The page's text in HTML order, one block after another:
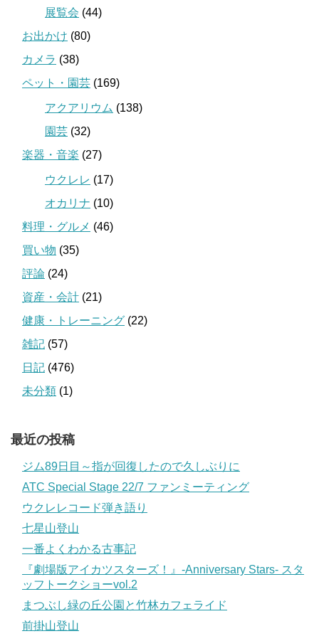
展覧会 (44)
お出かけ (80)
カメラ (38)
ペット・園芸 (169)
アクアリウム (138)
園芸 (32)
楽器・音楽 (27)
ウクレレ (17)
オカリナ (10)
料理・グルメ (46)
買い物 (35)
評論 (24)
資産・会計 (21)
健康・トレーニング (22)
雑記 (57)
日記 (476)
未分類 (1)
最近の投稿
ジム89日目～指が回復したので久しぶりに
ATC Special Stage 22/7 ファンミーティング
ウクレレコード弾き語り
七星山登山
一番よくわかる古事記
『劇場版アイカツスターズ！』-Anniversary Stars- スタ
ッフトークショーvol.2
まつぶし緑の丘公園と竹林カフェライド
前掛山登山